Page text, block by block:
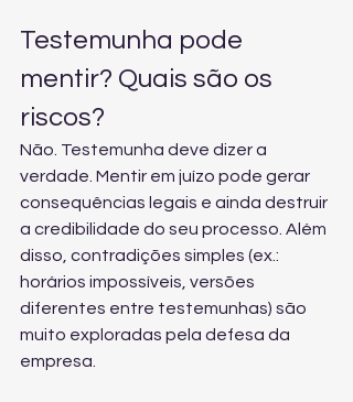
Testemunha pode
mentir? Quais são os
riscos?
Não. Testemunha deve dizer a
verdade. Mentir em juízo pode gerar
consequências legais e ainda destruir
a credibilidade do seu processo. Além
disso, contradições simples (ex.:
horários impossíveis, versões
diferentes entre testemunhas) são
muito exploradas pela defesa da
empresa.